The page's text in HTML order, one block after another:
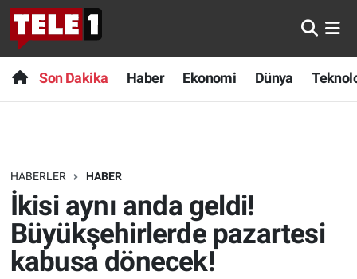
Son Dakika Haber Ekonomi Dünya
HABERLER HABER
İkisi aynı anda geldi!
Büyükşehirlerde pazartesi
kabusa dönecek!
Anında Manşet
Başka Sohbetler
Bilim turu
Bilim ve Teknoloji Evreni
Doğa Konuşuyor
Son Dakika
Haber
Dünya
Teknoloji
Sağlık
Nöbetçi Eczaneler
Hava Durumu
Trafik Durumu
Süper Lig Puan Durumu ve Fikstür
Tüm Manşetler